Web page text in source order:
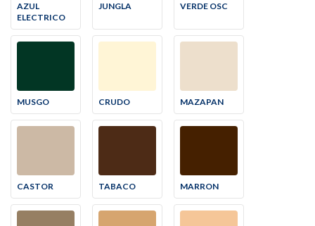
AZUL
ELECTRICO
JUNGLA VERDE OSC
MUSGO CRUDO MAZAPAN
CASTOR TABACO MARRON